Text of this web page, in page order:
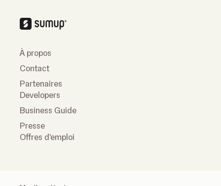
À propos
Contact
Partenaires
Developers
Business Guide
Presse
Offres d'emploi